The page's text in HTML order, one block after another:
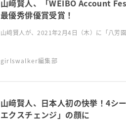
山﨑賢人、「WEIBO Account
最優秀俳優賞受賞！
山﨑賢人が、2021年2月4日（木）に「八芳
girlswalker編集部
山﨑賢人、日本人初の快挙！4シ
エクスチェンジ」の顔に